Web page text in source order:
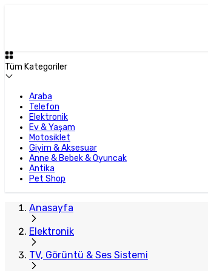
Tüm Kategoriler
Araba
Telefon
Elektronik
Ev & Yaşam
Motosiklet
Giyim & Aksesuar
Anne & Bebek & Oyuncak
Antika
Pet Shop
Anasayfa
Elektronik
TV, Görüntü & Ses Sistemi